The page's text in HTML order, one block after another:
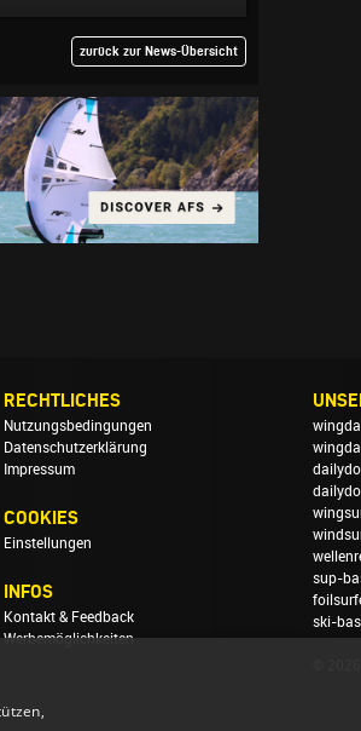
zurück zur News-Übersicht
RECHTLICHES
Nutzungsbedingungen
Datenschutzerklärung
Impressum
COOKIES
Einstellungen
INFOS
Kontakt & Feedback
Werbemöglichkeiten
sup-
ski-